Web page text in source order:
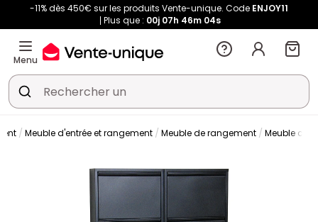
-11% dès 450€ sur les produits Vente-unique. Code ENJOY11
Plus que : 00j 07h 46m 03s
Menu
Meuble d'entrée et rangement Meuble de rangement Meuble